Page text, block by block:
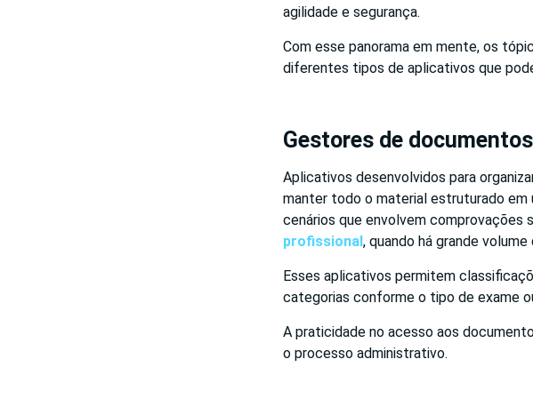
agilidade e segurança.
Com esse panorama em mente, os
diferentes tipos de aplicativos que
Gestores de
Aplicativos desenvolvidos para
manter todo o material estruturado
cenários que envolvem comprovações
profissional, quando há grande
Esses aplicativos permitem
categorias conforme o tipo de exame
A praticidade no acesso aos
o processo administrativo.